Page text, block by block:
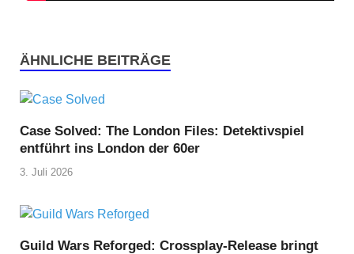
ÄHNLICHE BEITRÄGE
Case Solved: The London Files: Detektivspiel
entführt ins London der 60er
3. Juli 2026
Guild Wars Reforged: Crossplay-Release bringt